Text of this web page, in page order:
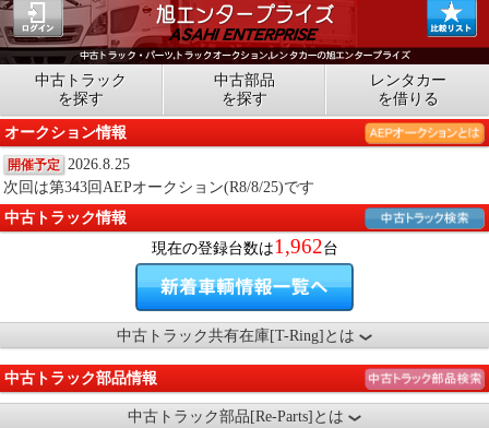
中古トラック
を探す
中古部品
を探す
レンタカー
を借りる
オークション情報
開催予定
2026.8.25
次回は第343回AEPオークション(R8/8/25)です
中古トラック情報
現在の登録台数は1,962台
中古トラック共有在庫[T-Ring]とは
中古トラック部品情報
中古トラック部品[Re-Parts]とは